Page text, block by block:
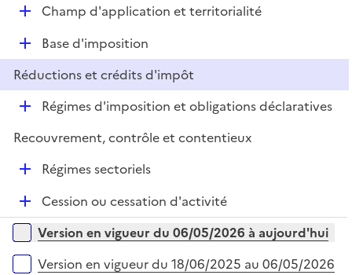
p
l
i
e
r
D
l
i
Champ d'application et territorialité
D
é
p
e
Base d'imposition
Réductions et crédits d'impôt
D
p
r
Régimes d'imposition et obligations déclaratives
Recouvrement, contrôle et contentieux
D
e
Régimes sectoriels
D
é
p
Cession ou cessation d'activité
Versions sur la période
Version en vigueur du 06/05/2026 à aujourd'hui
Version en vigueur du 18/06/2025 au 06/05/2026